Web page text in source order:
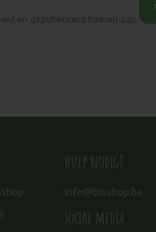
en gepubliceerd binnen 24u.
Hulp nodig?
info@bioshop.be
Social media